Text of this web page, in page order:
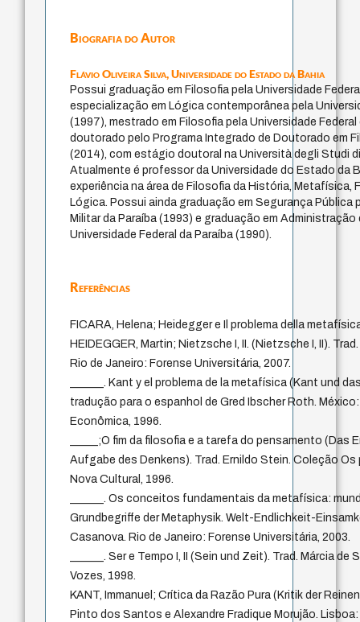
Biografia do Autor
Flávio Oliveira Silva,Universidade do Estado da Bahia
Possui graduação em Filosofia pela Universidade
especialização em Lógica contemporânea pela
(1997), mestrado em Filosofia pela Universidade Federal
doutorado pelo Programa Integrado de Doutorado em
(2014), com estágio doutoral na Università degli Studi
Atualmente é professor da Universidade do Estado da
experiência na área de Filosofia da História, Metafísica,
Lógica. Possui ainda graduação em Segurança Pública
Militar da Paraíba (1993) e graduação em Administração
Universidade Federal da Paraíba (1990).
Referências
FICARA, Helena; Heidegger e Il problema della
HEIDEGGER, Martin; Nietzsche I, II. (Nietzsche I, II).
Rio de Janeiro: Forense Universitária, 2007.
______. Kant y el problema de la metafísica (Kant und
tradução para o espanhol de Gred Ibscher Roth.
Econômica, 1996.
_____;O fim da filosofia e a tarefa do pensamento (Das
Aufgabe des Denkens). Trad. Ernildo Stein. Coleção
Nova Cultural, 1996.
______. Os conceitos fundamentais da metafísica:
Grundbegriffe der Metaphysik. Welt-Endlichkeit-
Casanova. Rio de Janeiro: Forense Universitária, 2003.
______. Ser e Tempo I, II (Sein und Zeit). Trad. Márcia
Vozes, 1998.
KANT, Immanuel; Crítica da Razão Pura (Kritik der
Pinto dos Santos e Alexandre Fradique Morujão.